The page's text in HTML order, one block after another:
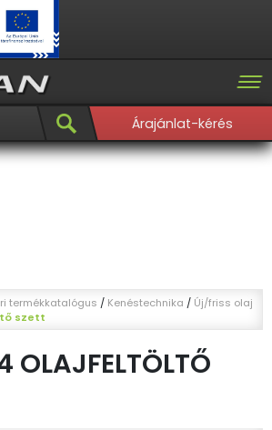
Árajánlat-kérés
termékkatalógus / Kenéstechnika / Új/friss olaj
szett
OLAJFELTÖLTŐ